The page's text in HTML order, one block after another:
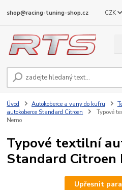
CZK
shop@racing-tuning-shop.cz
Úvod Autokoberce a vany do kufru
autokoberce Standard Citroen
Typové
Nemo
Typové textilní
Standard Citroen
Upřesnit